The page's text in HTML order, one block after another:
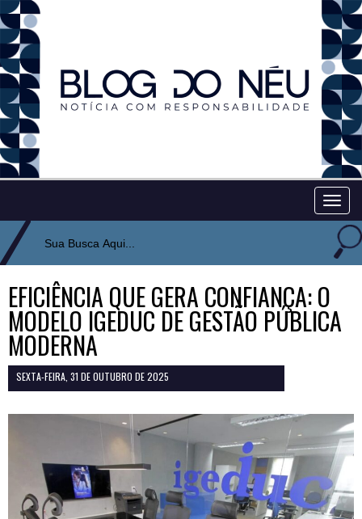
EFICIÊNCIA QUE GERA CONFIANÇA: O
MODELO IGEDUC DE GESTÃO PÚBLICA
MODERNA
SEXTA-FEIRA, 31 DE OUTUBRO DE 2025